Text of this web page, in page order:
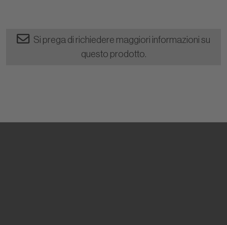
Si prega di richiedere maggiori informazioni su
questo prodotto.